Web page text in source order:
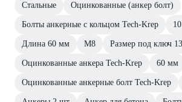
Стальные Оцинкованные (анкер болт)
Болты анкерные с кольцом Tech-Krep
Длина 60 мм М8 Размер под ключ
Оцинкованные анкера Tech-Krep 60 мм
Оцинкованные анкерные болт Tech-Krep